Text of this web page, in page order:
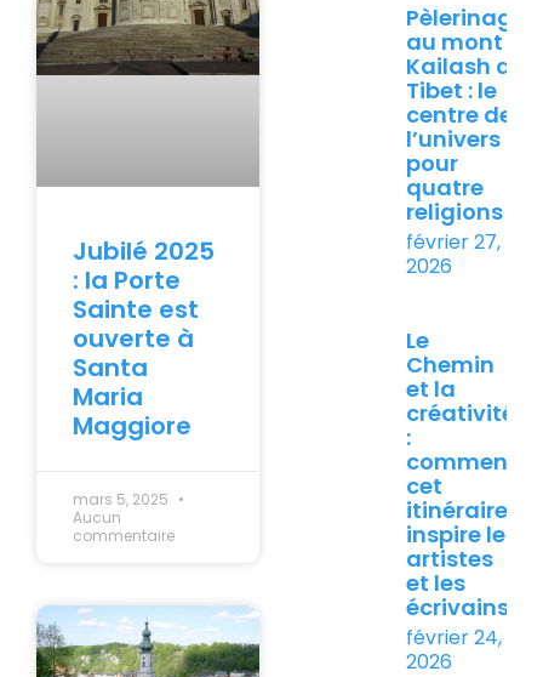
Jubilé 2025
: la Porte
Sainte est
ouverte à
Santa
Maria
Maggiore
mars 5, 2025
Aucun
commentaire
Pèlerinage
au mont
Kailash au
Tibet : le
centre de
l’univers
pour
quatre
religions
février 27,
2026
Le
Chemin
et la
créativité
:
comment
cet
itinéraire
inspire les
artistes
et les
écrivains
février 24,
2026